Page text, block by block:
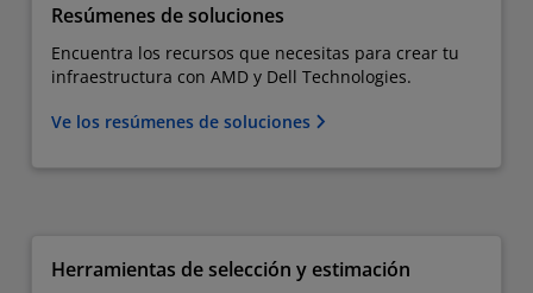
Resúmenes de soluciones
Encuentra los recursos que necesitas para crear tu
infraestructura con AMD y Dell Technologies.
Ve los resúmenes de soluciones
Herramientas de selección y estimación